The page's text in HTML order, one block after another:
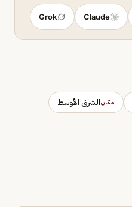
Claude
Grok
مكانالشرق الأوسط